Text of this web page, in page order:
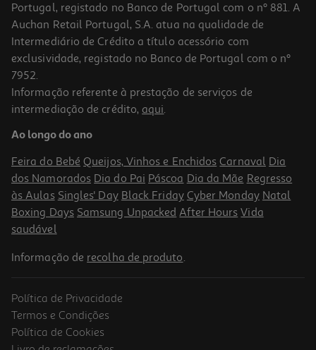
Portugal, registado no Banco de Portugal com o nº 881. A
Auchan Retail Portugal, S.A. atua na qualidade de
Intermediário de Crédito a título acessório com
exclusividade, registado no Banco de Portugal com o nº
7952.
Informação referente à prestação de serviços de
intermediação de crédito, aqui.
Ao longo do ano
Feira do Bebé Queijos, Vinhos e Enchidos Carnaval Dia
dos Namorados Dia do Pai Páscoa Dia da Mãe Regresso
às Aulas Singles' Day Black Friday Cyber Monday Natal
Boxing Days Samsung Unpacked After Hours Vida
saudável
Informação de recolha de produto.
Política de Privacidade
Termos e Condições
Política de Cookies